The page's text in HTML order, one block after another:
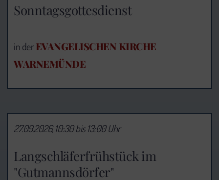
Sonntagsgottesdienst
in derEVANGELISCHEN KIRCHE
WARNEMÜNDE
Langschläferfrühstück im
"Gutmannsdörfer"
27.09.2026, 10:30 bis 13:00 Uhr